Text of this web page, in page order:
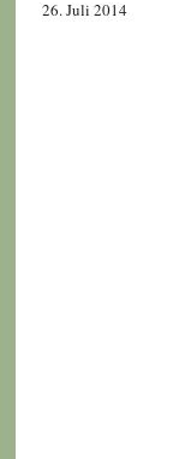
26. Juli 2014